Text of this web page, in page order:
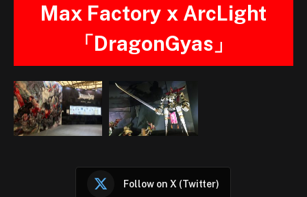
Max Factory x ArcLight
「DragonGyas」
Follow on X (Twitter)